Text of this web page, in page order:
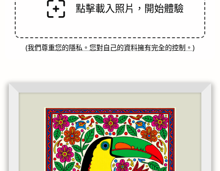
點擊載入照片，開始體驗
(我們尊重您的隱私。您對自己的資料擁有完全的控制。 )